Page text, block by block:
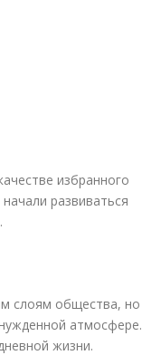
избранного
развиваться
слоям общества, но
атмосфере.
жизни.